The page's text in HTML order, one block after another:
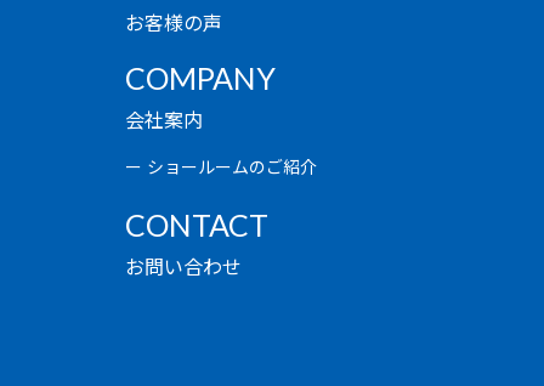
お客様の声
COMPANY
会社案内
ショールームのご紹介
CONTACT
お問い合わせ